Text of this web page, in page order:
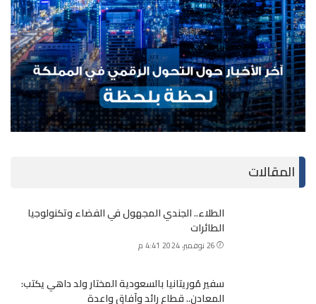
المقالات
الطلاء.. الجندي المجهول في الفضاء وتكنولوجيا
الطائرات
26 نوفمبر، 2024 4:41 م
سفير مُوريتانيا بالسعودية المختار ولد داهي يكتب:
المعادن.. قطاع رائد وآفاق واعدة